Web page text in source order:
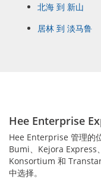
北海 到 新山
居林 到 淡马鲁
Hee Enterprise
Hee Enterprise 管理的
Bumi、Kejora Express
Konsortium 和
中选择。